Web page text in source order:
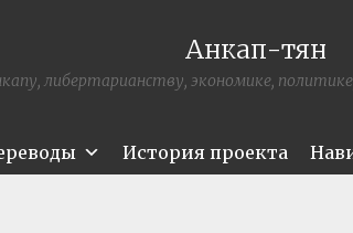
Анкап-тян
либертарианству, экономике,
История проекта